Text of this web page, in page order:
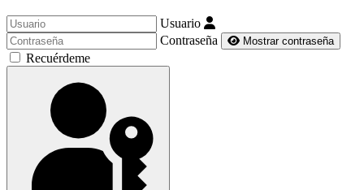
Usuario
Contraseña
Mostrar contraseña
Recuérdeme